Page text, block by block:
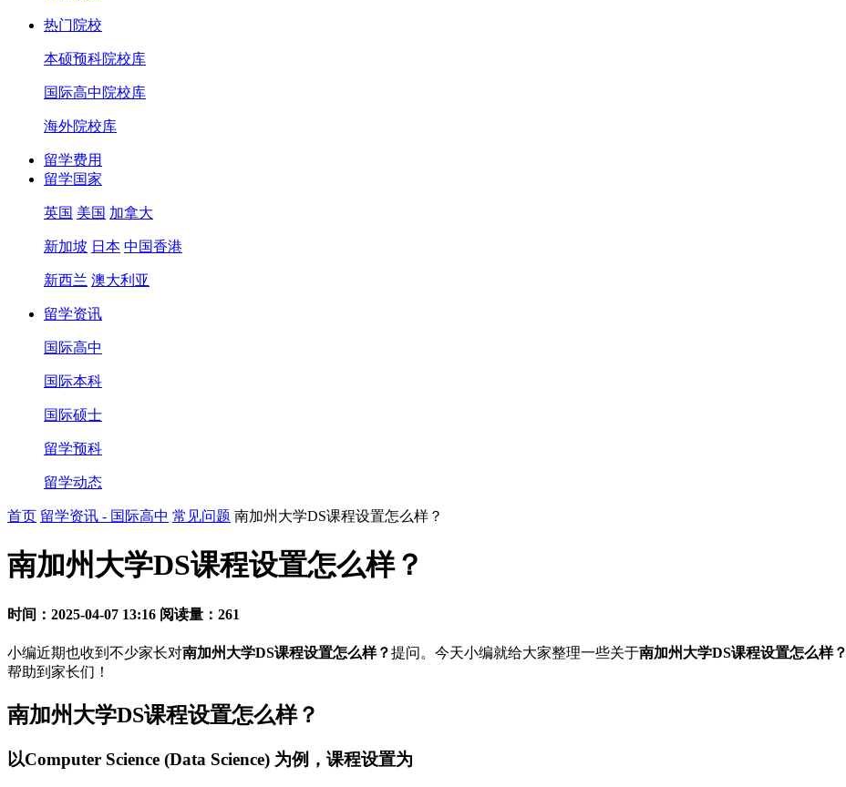
热门院校
本硕预科院校库
国际高中院校库
海外院校库
留学费用
留学国家
英国 美国 加拿大
新加坡 日本 中国香港
新西兰 澳大利亚
留学资讯
国际高中
国际本科
国际硕士
留学预科
留学动态
首页 留学资讯 - 国际高中 常见问题 南加州大学DS课程设置怎么样？
南加州大学DS课程设置怎么样？
时间：2025-04-07 13:16 阅读量：261
小编近期也收到不少家长对南加州大学DS课程设置怎么样？提问。今天小编就给大家整理一些关于南加州大学DS课程设置怎么样？
帮助到家长们！
南加州大学DS课程设置怎么样？
以Computer Science (Data Science) 为例，课程设置为